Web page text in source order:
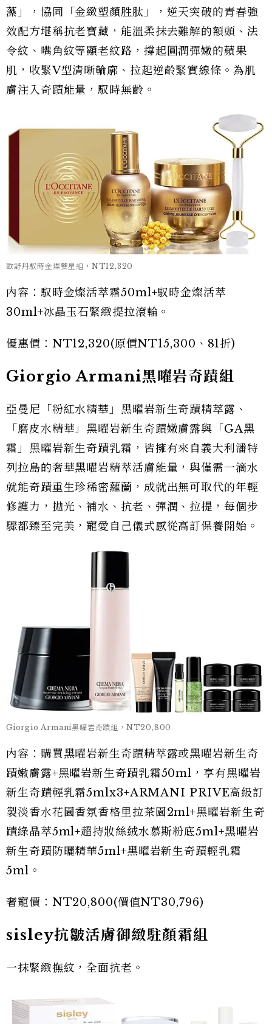
藻」，協同「金緻塑顏胜肽」，逆天突破的青春強
效配方堪稱抗老寶藏，能溫柔抹去難解的額頭、法
令紋、嘴角紋等顯老紋路，撐起圓潤彈嫩的蘋果
肌，收緊V型清晰輪廓、拉起逆齡緊實線條。為肌
膚注入奇蹟能量，馭時無齡。
歐舒丹馭時金燦雙星組，NT12,320
內容：馭時金燦活萃霜50ml+馭時金燦活萃
30ml+冰晶玉石緊緻提拉滾輪。
優惠價：NT12,320(原價NT15,300、81折)
Giorgio Armani黑曜岩奇蹟組
亞曼尼「粉紅水精華」黑曜岩新生奇蹟精萃露、
「磨皮水精華」黑曜岩新生奇蹟嫩膚露與「GA黑
霜」黑曜岩新生奇蹟乳霜，皆擁有來自義大利潘特
列拉島的奢華黑曜岩精萃活膚能量，與僅需一滴水
就能奇蹟重生珍稀密蘿蘭，成就出無可取代的年輕
修護力，拋光、補水、抗老、彈潤、拉提，每個步
驟都臻至完美，寵愛自己儀式感從高訂保養開始。
Giorgio Armani黑曜岩奇蹟組，NT20,800
內容：購買黑曜岩新生奇蹟精萃露或黑曜岩新生奇
蹟嫩膚露+黑曜岩新生奇蹟乳霜50ml，享有黑曜岩
新生奇蹟輕乳霜5mlx3+ARMANI PRIVE高級訂
製淡香水花園香氛香格里拉茶園2ml+黑曜岩新生奇
蹟綠晶萃5ml+超持妝絲絨水慕斯粉底5ml+黑曜岩
新生奇蹟防曬精華5ml+黑曜岩新生奇蹟輕乳霜
5ml。
奢寵價：NT20,800(價值NT30,796)
sisley抗皺活膚御緻駐顏霜組
一抹緊緻撫紋，全面抗老。